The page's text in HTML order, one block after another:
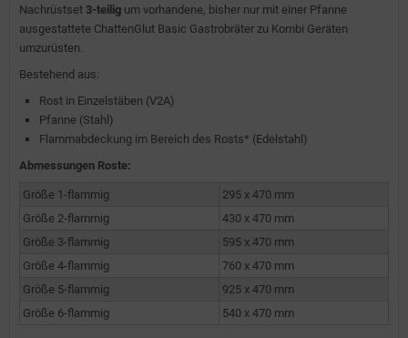
Nachrüstset 3-teilig um vorhandene, bisher nur mit einer Pfanne
ausgestattete ChattenGlut Basic Gastrobräter zu Kombi Geräten
umzurüsten.
Bestehend aus:
Rost in Einzelstäben (V2A)
Pfanne (Stahl)
Flammabdeckung im Bereich des Rosts* (Edelstahl)
Abmessungen Roste:
Größe 1-flammig
295 x 470 mm
Größe 2-flammig
430 x 470 mm
Größe 3-flammig
595 x 470 mm
Größe 4-flammig
760 x 470 mm
Größe 5-flammig
925 x 470 mm
Größe 6-flammig
540 x 470 mm